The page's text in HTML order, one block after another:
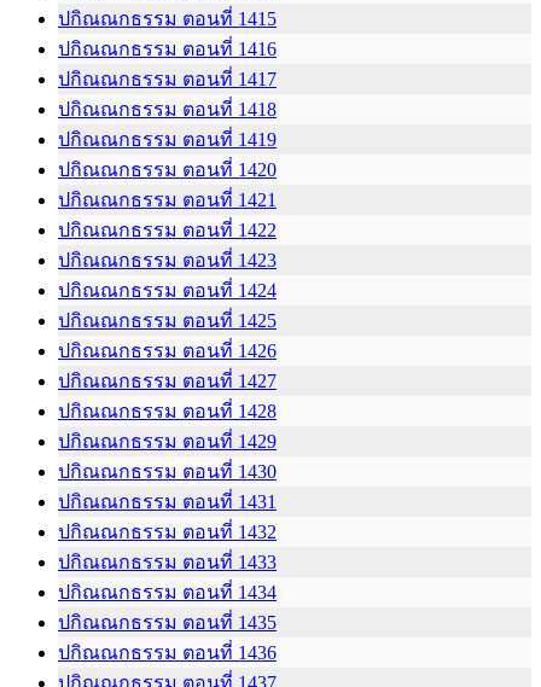
ปกิณณกธรรม ตอนที่ 1415
ปกิณณกธรรม ตอนที่ 1416
ปกิณณกธรรม ตอนที่ 1417
ปกิณณกธรรม ตอนที่ 1418
ปกิณณกธรรม ตอนที่ 1419
ปกิณณกธรรม ตอนที่ 1420
ปกิณณกธรรม ตอนที่ 1421
ปกิณณกธรรม ตอนที่ 1422
ปกิณณกธรรม ตอนที่ 1423
ปกิณณกธรรม ตอนที่ 1424
ปกิณณกธรรม ตอนที่ 1425
ปกิณณกธรรม ตอนที่ 1426
ปกิณณกธรรม ตอนที่ 1427
ปกิณณกธรรม ตอนที่ 1428
ปกิณณกธรรม ตอนที่ 1429
ปกิณณกธรรม ตอนที่ 1430
ปกิณณกธรรม ตอนที่ 1431
ปกิณณกธรรม ตอนที่ 1432
ปกิณณกธรรม ตอนที่ 1433
ปกิณณกธรรม ตอนที่ 1434
ปกิณณกธรรม ตอนที่ 1435
ปกิณณกธรรม ตอนที่ 1436
ปกิณณกธรรม ตอนที่ 1437